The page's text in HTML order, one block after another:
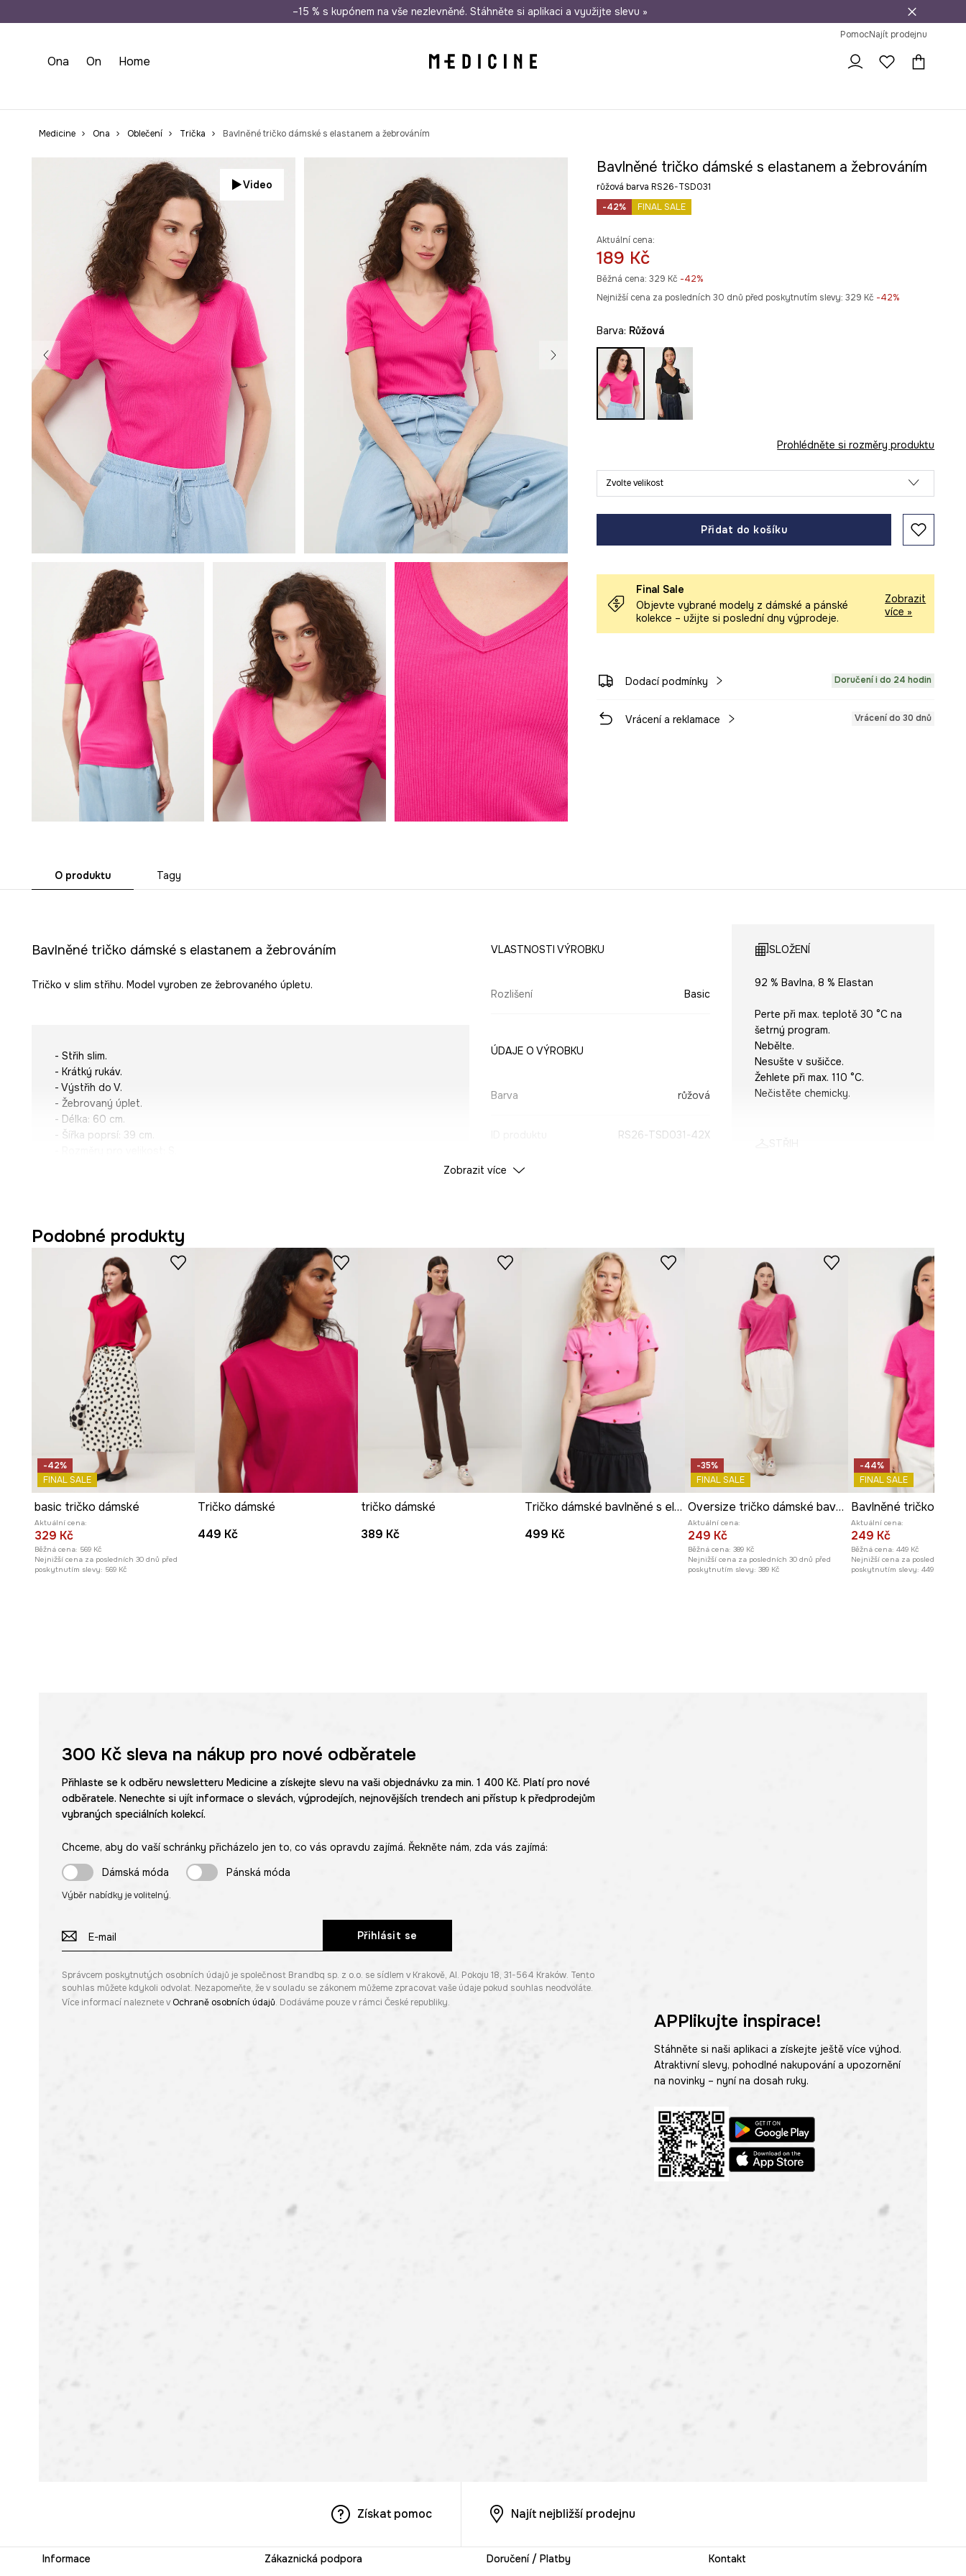
Doprava zdarma při nákupu nad 1 200 Kč Odeslání i do 24 hodin 30 dní na vrácení zboží
–15 % s kupónem na vše nezlevněné. Stáhněte si aplikaci a využijte slevu »
PomocNajít prodejnu
Ona On Home
Medicine Ona Oblečení Trička Bavlněné tričko dámské s elastanem a žebrováním
Video
Bavlněné tričko dámské s elastanem a žebrováním
růžová barva RS26-TSD031
-42%
FINAL SALE
Aktuální cena:
189 Kč
Běžná cena: 329 Kč -42%
Nejnižší cena za posledních 30 dnů před poskytnutím slevy: 329 Kč -42%
Barva: růžová
Prohlédněte si rozměry produktu
Zvolte velikost
Přidat do košíku
Final Sale
Objevte vybrané modely z dámské a pánské
kolekce – užijte si poslední dny výprodeje.
Zobrazit
více »
Dodací podmínky Doručení i do 24 hodin
Vrácení a reklamace Vrácení do 30 dnů
O produktu Tagy
Bavlněné tričko dámské s elastanem a žebrováním
Tričko v slim střihu. Model vyroben ze žebrovaného úpletu.
- Střih slim.
- Krátký rukáv.
- Výstřih do V.
- Žebrovaný úplet.
- Délka: 60 cm.
- Šířka poprsí: 39 cm.
VLASTNOSTI VÝROBKU
Rozlišení Basic
ÚDAJE O VÝROBKU
Barva růžová
RS26-TSD031-42X
Výrobce
SLOŽENÍ
92 % Bavlna, 8 % Elastan
Perte při max. teplotě 30 °C na
šetrný program.
Nebělte.
Nesušte v sušičce.
Žehlete při max. 110 °C.
Nečistěte chemicky.
STŘIH
Modelka na fotografii je vysoká
175 cm a má na sebe velikost S
Prohlédněte si rozměry
Zobrazit více
Podobné produkty
-42%
FINAL SALE
basic tričko dámské
Aktuální cena:
329 Kč
Běžná cena: 569 Kč
Nejnižší cena za posledních 30 dnů před
poskytnutím slevy: 569 Kč
Tričko dámské
449 Kč
tričko dámské
389 Kč
Tričko dámské bavlněné s elastanem s ovocným motivem
499 Kč
-35%
FINAL SALE
Oversize tričko dámské bavlněné
Aktuální cena:
249 Kč
Běžná cena: 389 Kč
Nejnižší cena za posledních 30 dnů před
poskytnutím slevy: 389 Kč
-44%
FINAL SALE
Aktuální cena:
249 Kč
Běžná cena: 449 Kč
Nejnižší cena za posledních 30
poskytnutím slevy: 449 Kč
300 Kčsleva na nákup pro nové odběratele
Přihlaste se k odběru newsletteru Medicine a získejte slevu na vaši objednávku za min. 1 400 Kč. Platí pro nové
odběratele. Nenechte si ujít informace o slevách, výprodejích, nejnovějších trendech ani přístup k předprodejům
vybraných speciálních kolekcí.
Chceme, aby do vaší schránky přicházelo jen to, co vás opravdu zajímá. Řekněte nám, zda vás zajímá:
Dámská móda
Pánská móda
Výběr nabídky je volitelný.
Přihlásit se
Správcem poskytnutých osobních údajů je společnost Brandbq sp. z o.o. se sídlem v Krakově, Al. Pokoju 18, 31-564 Kraków. Tento
souhlas můžete kdykoli odvolat. Nezapomeňte, že v souladu se zákonem můžeme zpracovat vaše údaje pokud souhlas neodvoláte.
Více informací naleznete v Ochraně osobních údajů. Dodáváme pouze v rámci České republiky.
APPlikujte inspirace!
Stáhněte si naši aplikaci a získejte ještě více výhod.
Atraktivní slevy, pohodlné nakupování a upozornění
na novinky – nyní na dosah ruky.
Získat pomoc Najít nejbližší prodejnu
Informace Zákaznická podpora Doručení / Platby Kontakt